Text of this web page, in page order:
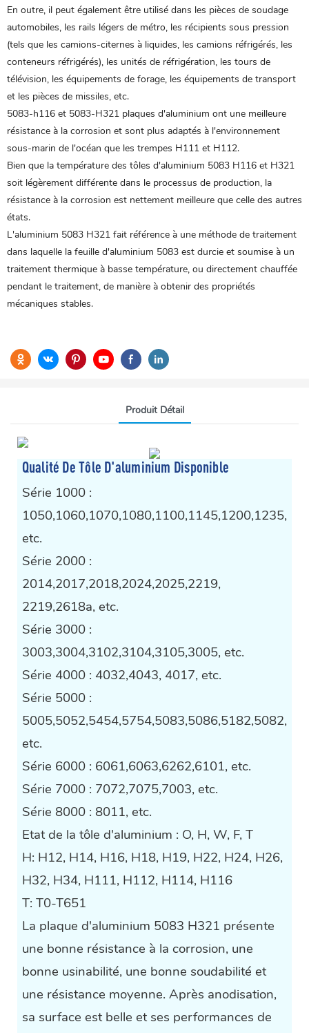
En outre, il peut également être utilisé dans les pièces de soudage
automobiles, les rails légers de métro, les récipients sous pression
(tels que les camions-citernes à liquides, les camions réfrigérés, les
conteneurs réfrigérés), les unités de réfrigération, les tours de
télévision, les équipements de forage, les équipements de transport
et les pièces de missiles, etc.
5083-h116 et 5083-H321 plaques d'aluminium ont une meilleure
résistance à la corrosion et sont plus adaptés à l'environnement
sous-marin de l'océan que les trempes H111 et H112.
Bien que la température des tôles d'aluminium 5083 H116 et H321
soit légèrement différente dans le processus de production, la
résistance à la corrosion est nettement meilleure que celle des autres
états.
L'aluminium 5083 H321 fait référence à une méthode de traitement
dans laquelle la feuille d'aluminium 5083 est durcie et soumise à un
traitement thermique à basse température, ou directement chauffée
pendant le traitement, de manière à obtenir des propriétés
mécaniques stables.
Produit Détail
Qualité De Tôle D'aluminium Disponible
Série 1000 :
1050,1060,1070,1080,1100,1145,1200,1235,
etc.
Série 2000 :
2014,2017,2018,2024,2025,2219,
2219,2618a, etc.
Série 3000 :
3003,3004,3102,3104,3105,3005, etc.
Série 4000 : 4032,4043, 4017, etc.
Série 5000 :
5005,5052,5454,5754,5083,5086,5182,5082,
etc.
Série 6000 : 6061,6063,6262,6101, etc.
Série 7000 : 7072,7075,7003, etc.
Série 8000 : 8011, etc.
Etat de la tôle d'aluminium : O, H, W, F, T
H: H12, H14, H16, H18, H19, H22, H24, H26,
H32, H34, H111, H112, H114, H116
T: T0-T651
La plaque d'aluminium 5083 H321 présente
une bonne résistance à la corrosion, une
bonne usinabilité, une bonne soudabilité et
une résistance moyenne. Après anodisation,
sa surface est belle et ses performances de